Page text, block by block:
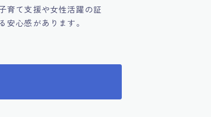
育て支援や女性活躍の証
心感があります。